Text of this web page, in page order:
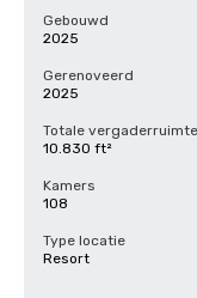
Gebouwd
2025
Gerenoveerd
2025
Totale vergaderruimte
10.830 ft²
Kamers
108
Type locatie
Resort